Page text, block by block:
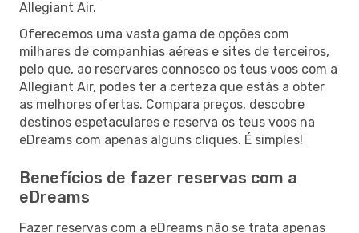
Allegiant Air.
Oferecemos uma vasta gama de opções com
milhares de companhias aéreas e sites de terceiros,
pelo que, ao reservares connosco os teus voos com a
Allegiant Air, podes ter a certeza que estás a obter
as melhores ofertas. Compara preços, descobre
destinos espetaculares e reserva os teus voos na
eDreams com apenas alguns cliques. É simples!
Benefícios de fazer reservas com a
eDreams
Fazer reservas com a eDreams não se trata apenas